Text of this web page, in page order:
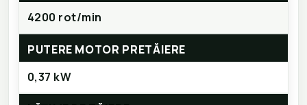
4200 rot/min
PUTERE MOTOR PRETĂIERE
0,37 kW